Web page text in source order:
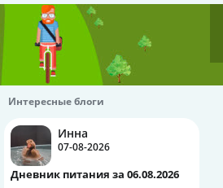
Интересные блоги
Инна
07-08-2026
Дневник питания за 06.08.2026